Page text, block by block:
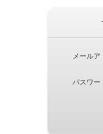
メールア
パスワー